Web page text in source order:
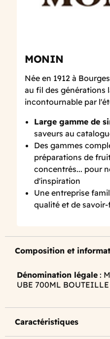
MONIN
Née en 1912 à
au fil des générations
incontournable par
Large gamme de
saveurs au
Des gammes
préparations de
concentrés... pour
d'inspiration
Une entreprise
qualité et de
Composition et
Dénomination légale :
UBE 700ML BOUTEILLE
Caractéristiques